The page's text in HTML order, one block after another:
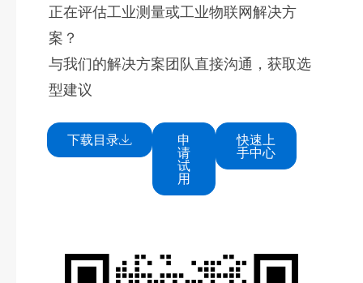
正在评估工业测量或工业物联网解决方
案？
与我们的解决方案团队直接沟通，获取选
型建议
下载目录 申
请
试
用
快速上
手中心